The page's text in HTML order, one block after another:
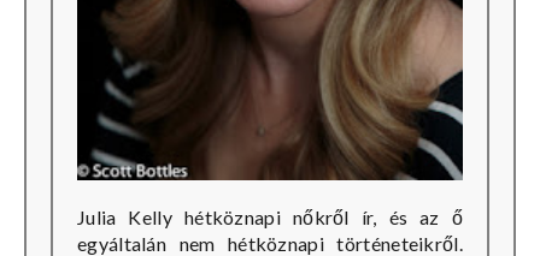
Julia Kelly hétköznapi nőkről ír, és az ő
egyáltalán nem hétköznapi történeteikről.